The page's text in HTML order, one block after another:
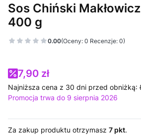
Sos Chiński
400 g
0.00(Oceny: 0 Recenzje: 0)
7,90 zł
Najniższa cena z 30 dni przed obniżką:
Promocja trwa do 9 sierpnia 2026
Za zakup produktu otrzymasz 7 pkt.